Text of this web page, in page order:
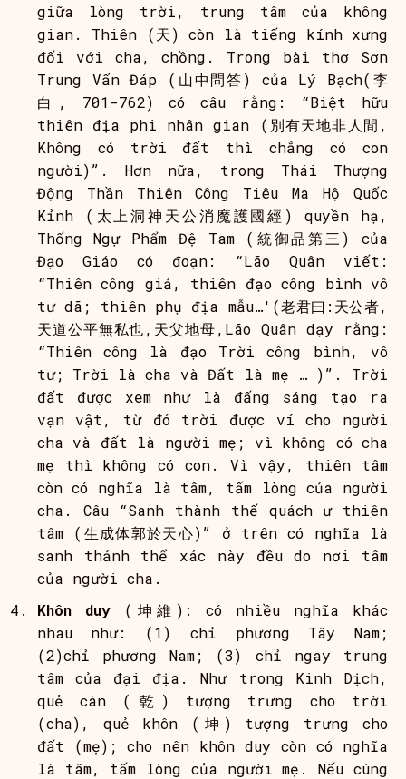
giữa lòng trời, trung tâm của không
gian. Thiên (天) còn là tiếng kính xưng
đối với cha, chồng. Trong bài thơ Sơn
Trung Vấn Đáp (山中問答) của Lý Bạch(李
白, 701-762) có câu rằng: “Biệt hữu
thiên địa phi nhân gian (別有天地非人間,
Không có trời đất thì chẳng có con
người)”. Hơn nữa, trong Thái Thượng
Động Thần Thiên Công Tiêu Ma Hộ Quốc
Kỉnh (太上洞神天公消魔護國經) quyền hạ,
Thống Ngự Phẩm Đệ Tam (統御品第三) của
Đạo Giáo có đoạn: “Lão Quân viết:
“Thiên công giả, thiên đạo công bình vô
tư dã; thiên phụ địa mẫu…'(老君曰:天公者,
天道公平無私也,天父地母,Lão Quân dạy rằng:
“Thiên công là đạo Trời công bình, vô
tư; Trời là cha và Đất là mẹ … )”. Trời
đất được xem như là đấng sáng tạo ra
vạn vật, từ đó trời được ví cho người
cha và đất là người mẹ; vì không có cha
mẹ thì không có con. Vì vậy, thiên tâm
còn có nghĩa là tâm, tấm lòng của người
cha. Câu “Sanh thành thế quách ư thiên
tâm (生成体郭於天心)” ở trên có nghĩa là
sanh thảnh thể xác này đều do nơi tâm
của người cha.
Khôn duy(坤維): có nhiều nghĩa khác
nhau như: (1) chỉ phương Tây Nam;
(2)chỉ phương Nam; (3) chỉ ngay trung
tâm của đại địa. Như trong Kinh Dịch,
quẻ càn (乾) tượng trưng cho trời
(cha), quẻ khôn (坤) tượng trưng cho
đất (mẹ); cho nên khôn duy còn có nghĩa
là tâm, tấm lòng của người mẹ. Nếu cúng